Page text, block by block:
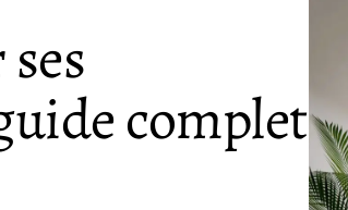
complet